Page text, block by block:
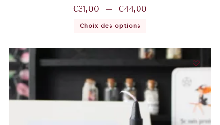
€31,00 – €44,00
Choix des options